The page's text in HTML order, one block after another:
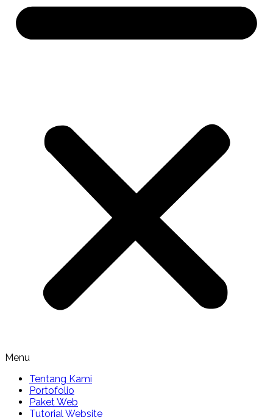
Menu
Tentang Kami
Portofolio
Paket Web
Tutorial Website